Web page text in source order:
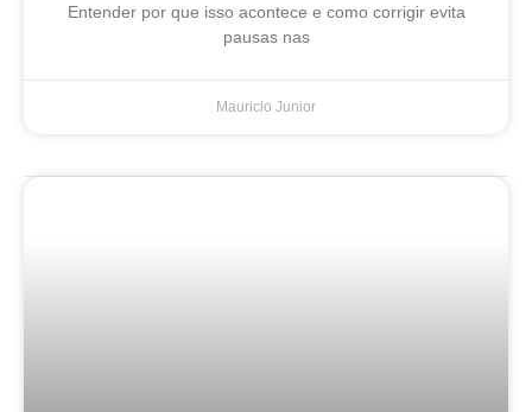
Entender por que isso acontece e como corrigir evita
pausas nas
Mauricio Junior